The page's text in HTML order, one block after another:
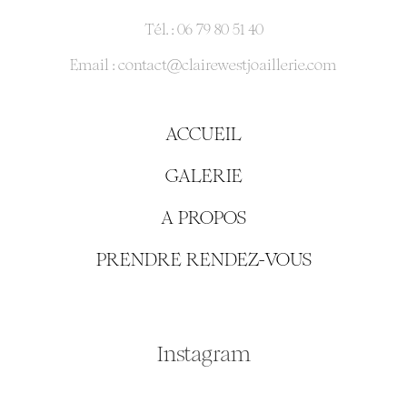
Tél. : 06 79 80 51 40
Email : contact@clairewestjoaillerie.com
ACCUEIL
GALERIE
A PROPOS
PRENDRE RENDEZ-VOUS
Instagram